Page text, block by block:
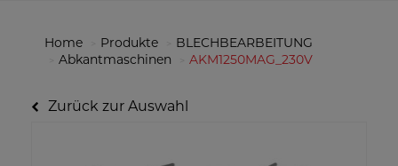
Home Produkte
BLECHBEARBEITUNG
Abkantmaschinen
AKM1250MAG_230V
Zurück zur Auswahl